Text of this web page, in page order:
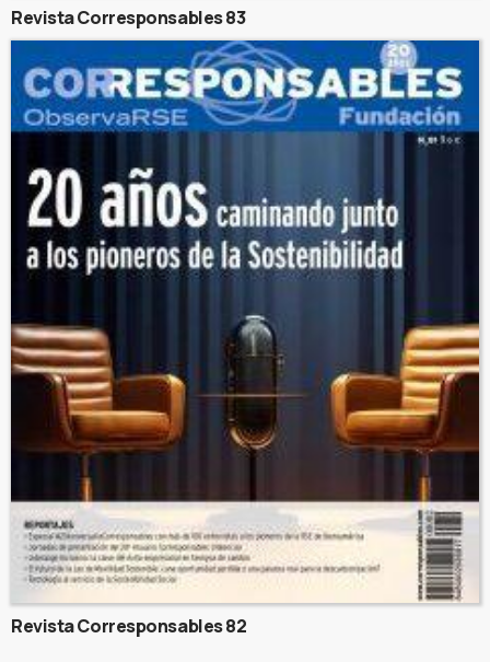
Revista Corresponsables 83
Revista Corresponsables 82